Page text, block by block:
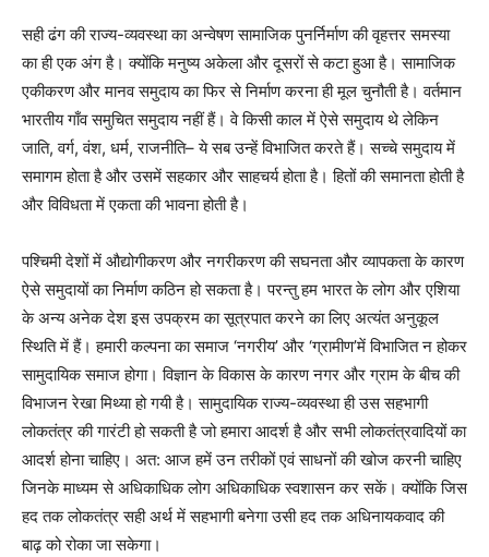
सही ढंग की राज्य-व्यवस्था का अन्वेषण सामाजिक पुनर्निर्माण की वृहत्तर समस्या
का ही एक अंग है। क्योंकि मनुष्य अकेला और दूसरों से कटा हुआ है। सामाजिक
एकीकरण और मानव समुदाय का फिर से निर्माण करना ही मूल चुनौती है। वर्तमान
भारतीय गाँव समुचित समुदाय नहीं हैं। वे किसी काल में ऐसे समुदाय थे लेकिन
जाति,वर्ग,वंश, धर्म,राजनीति– ये सब उन्हें विभाजित करते हैं। सच्चे समुदाय में
समागम होता है और उसमें सहकार और साहचर्य होता है। हितों की समानता होती है
और विविधता में एकता की भावना होती है।
पश्चिमी देशों में औद्योगीकरण और नगरीकरण की सघनता और व्यापकता के कारण
ऐसे समुदायों का निर्माण कठिन हो सकता है। परन्तु हम भारत के लोग और एशिया
के अन्य अनेक देश इस उपक्रम का सूत्रपात करने का लिए अत्यंत अनुकूल
स्थिति में हैं। हमारी कल्पना का समाज ‘नगरीय’ और ‘ग्रामीण’में विभाजित न होकर
सामुदायिक समाज होगा। विज्ञान के विकास के कारण नगर और ग्राम के बीच की
विभाजन रेखा मिथ्या हो गयी है। सामुदायिक राज्य-व्यवस्था ही उस सहभागी
लोकतंत्र की गारंटी हो सकती है जो हमारा आदर्श है और सभी लोकतंत्रवादियों का
आदर्श होना चाहिए। अत: आज हमें उन तरीकों एवं साधनों की खोज करनी चाहिए
जिनके माध्यम से अधिकाधिक लोग अधिकाधिक स्वशासन कर सकें। क्योंकि जिस
हद तक लोकतंत्र सही अर्थ में सहभागी बनेगा उसी हद तक अधिनायकवाद की
बाढ़ को रोका जा सकेगा।